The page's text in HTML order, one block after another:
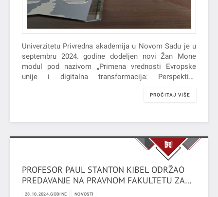
Univerzitetu Privredna akademija u Novom Sadu je u
septembru 2024. godine dodeljen novi Žan Mone
modul pod nazivom „Primena vrednosti Evropske
unije i digitalna transformacija: Perspektiva
transformation: Serbian perspective“ (EUDIGVAL).
PROČITAJ VIŠE
PROFESOR PAUL STANTON KIBEL ODRŽAO
PREDAVANJE NA PRAVNOM FAKULTETU ZA
PRIVREDU I PRAVOSUĐE U NOVOM SADU
28.10.2024.GODINE NOVOSTI